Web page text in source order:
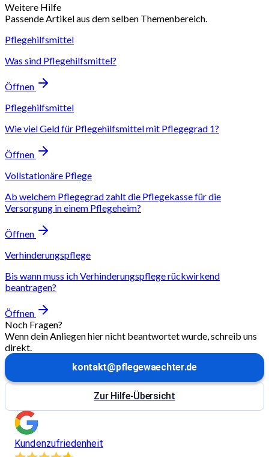
Weitere Hilfe
Passende Artikel aus dem selben Themenbereich.
Pflegehilfsmittel
Was sind Pflegehilfsmittel?
Öffnen
Pflegehilfsmittel
Wie viel Geld für Pflegehilfsmittel mit Pflegegrad 1?
Öffnen
Vollstationäre Pflege
Ab welchem Pflegegrad zahlt die Pflegekasse für die
Versorgung in einem Pflegeheim?
Öffnen
Verhinderungspflege
Bis wann muss ich Verhinderungspflege rückwirkend
beantragen?
Öffnen
Noch Fragen?
Wenn dein Anliegen hier nicht beantwortet wurde, schreib uns
direkt.
kontakt@pflegewaechter.de
Zur Hilfe-Übersicht
Kundenzufriedenheit